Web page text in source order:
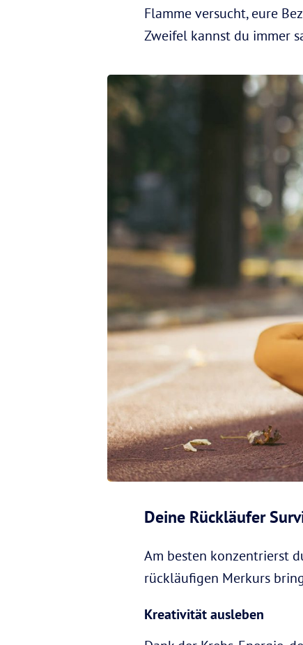
Flamme versucht, eure
Zweifel kannst du immer
Deine Rückläufer
Am besten konzentrierst
rückläufigen Merkurs
Kreativität ausleben